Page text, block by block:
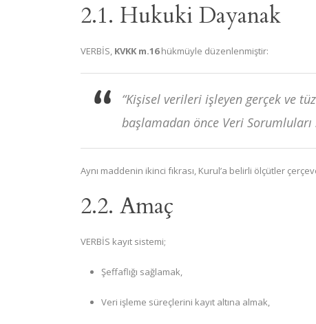
2.1. Hukuki Dayanak
VERBİS, KVKK m.16hükmüyle düzenlenmiştir:
“Kişisel verileri işleyen gerçek ve
başlamadan önce Veri Sorumluları
Aynı maddenin ikinci fıkrası, Kurul’a belirli ölçütler
2.2. Amaç
VERBİS kayıt sistemi;
Şeffaflığı sağlamak,
Veri işleme süreçlerini kayıt altına almak,